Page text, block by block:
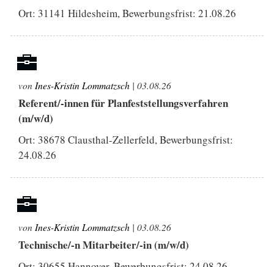
Ort: 31141 Hildesheim, Bewerbungsfrist: 21.08.26
von Ines-Kristin Lommatzsch | 03.08.26
Referent/-innen für Planfeststellungsverfahren
(m/w/d)
Ort: 38678 Clausthal-Zellerfeld, Bewerbungsfrist:
24.08.26
von Ines-Kristin Lommatzsch | 03.08.26
Technische/-n Mitarbeiter/-in (m/w/d)